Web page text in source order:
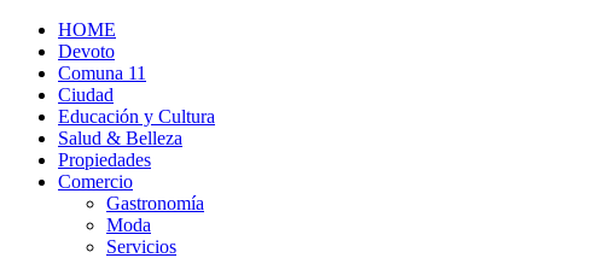
HOME
Devoto
Comuna 11
Ciudad
Educación y Cultura
Salud & Belleza
Propiedades
Comercio
Gastronomía
Moda
Servicios